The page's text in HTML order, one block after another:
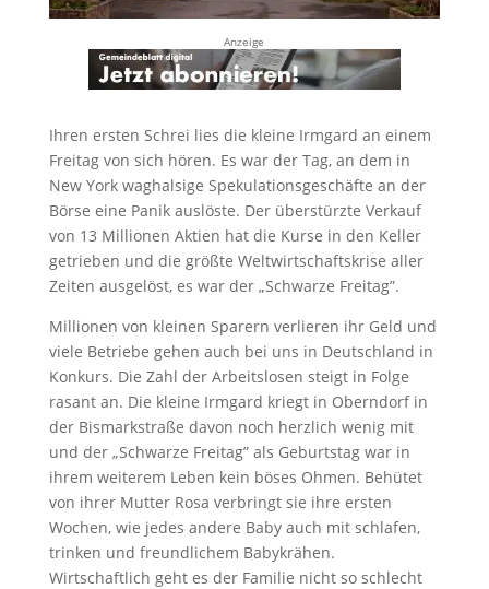
Anzeige
Ihren ersten Schrei lies die kleine Irmgard an einem
Freitag von sich hören. Es war der Tag, an dem in
New York waghalsige Spekulationsgeschäfte an der
Börse eine Panik auslöste. Der überstürzte Verkauf
von 13 Millionen Aktien hat die Kurse in den Keller
getrieben und die größte Weltwirtschaftskrise aller
Zeiten ausgelöst, es war der „Schwarze Freitag”.
Millionen von kleinen Sparern verlieren ihr Geld und
viele Betriebe gehen auch bei uns in Deutschland in
Konkurs. Die Zahl der Arbeitslosen steigt in Folge
rasant an. Die kleine Irmgard kriegt in Oberndorf in
der Bismarkstraße davon noch herzlich wenig mit
und der „Schwarze Freitag” als Geburtstag war in
ihrem weiterem Leben kein böses Ohmen. Behütet
von ihrer Mutter Rosa verbringt sie ihre ersten
Wochen, wie jedes andere Baby auch mit schlafen,
trinken und freundlichem Babykrähen.
Wirtschaftlich geht es der Familie nicht so schlecht